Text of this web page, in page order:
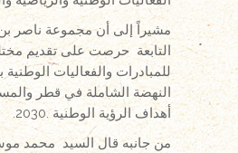
مشيراً إلى أن مجموعة ناصر
التابعة حرصت على تقديم
للمبادرات والفعاليات
النهضة الشاملة في قطر
أهداف الرؤية الوطنية .2030.
من جانبه قال السيد محمد